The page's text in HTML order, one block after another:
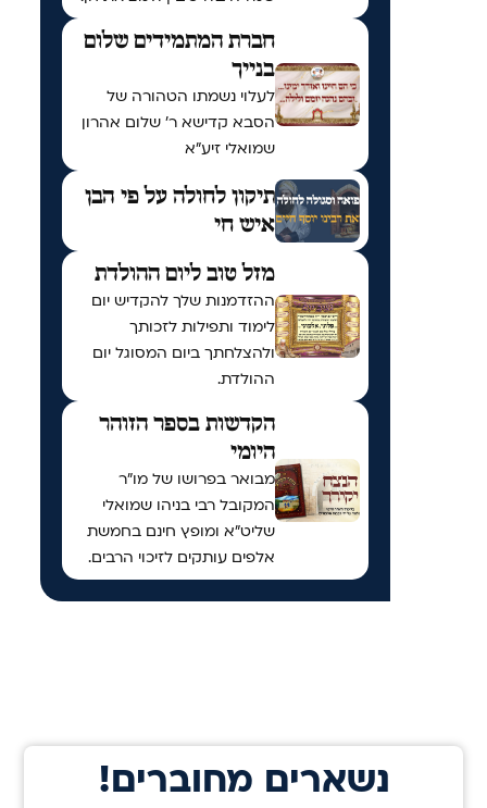
חברת המתמידים שלום
בנייך
לעלוי נשמתו הטהורה של
הסבא קדישא ר' שלום אהרון
שמואלי זיע"א
תיקון לחולה על פי הבן
איש חי
מזל טוב ליום ההולדת
ההזדמנות שלך להקדיש יום
לימוד ותפילות לזכותך
ולהצלחתך ביום המסוגל יום
ההולדת.
הקדשות בספר הזוהר
היומי
מבואר בפרושו של מו"ר
המקובל רבי בניהו שמואלי
שליט"א ומופץ חינם בחמשת
אלפים עותקים לזיכוי הרבים.
!נשארים מחוברים